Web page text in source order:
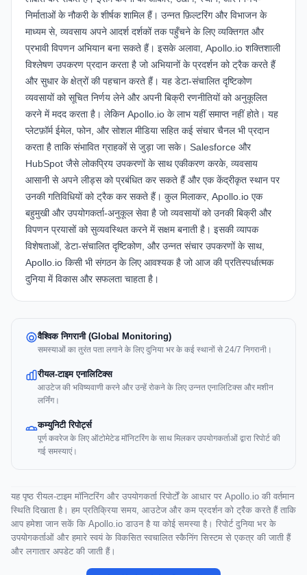
निर्माताओं के नौकरी के शीर्षक शामिल हैं। उन्नत फ़िल्टरिंग और विभाजन के
माध्यम से, व्यवसाय अपने आदर्श दर्शकों तक पहुँचने के लिए व्यक्तिगत और
प्रभावी विपणन अभियान बना सकते हैं। इसके अलावा, Apollo.io शक्तिशाली
विश्लेषण उपकरण प्रदान करता है जो अभियानों के प्रदर्शन को ट्रैक करते हैं
और सुधार के क्षेत्रों की पहचान करते हैं। यह डेटा-संचालित दृष्टिकोण
व्यवसायों को सूचित निर्णय लेने और अपनी बिक्री रणनीतियों को अनुकूलित
करने में मदद करता है। लेकिन Apollo.io के लाभ यहीं समाप्त नहीं होते। यह
प्लेटफ़ॉर्म ईमेल, फोन, और सोशल मीडिया सहित कई संचार चैनल भी प्रदान
करता है ताकि संभावित ग्राहकों से जुड़ा जा सके। Salesforce और
HubSpot जैसे लोकप्रिय उपकरणों के साथ एकीकरण करके, व्यवसाय
आसानी से अपने लीड्स को प्रबंधित कर सकते हैं और एक केंद्रीकृत स्थान पर
उनकी गतिविधियों को ट्रैक कर सकते हैं। कुल मिलाकर, Apollo.io एक
बहुमुखी और उपयोगकर्ता-अनुकूल सेवा है जो व्यवसायों को उनकी बिक्री और
विपणन प्रयासों को सुव्यवस्थित करने में सक्षम बनाती है। इसकी व्यापक
विशेषताओं, डेटा-संचालित दृष्टिकोण, और उन्नत संचार उपकरणों के साथ,
Apollo.io किसी भी संगठन के लिए आवश्यक है जो आज की प्रतिस्पर्धात्मक
दुनिया में विकास और सफलता चाहता है।
वैश्विक निगरानी (Global Monitoring)
समस्याओं का तुरंत पता लगाने के लिए दुनिया भर के कई स्थानों से 24/7 निगरानी।
रीयल-टाइम एनालिटिक्स
आउटेज की भविष्यवाणी करने और उन्हें रोकने के लिए उन्नत एनालिटिक्स और मशीन
लर्निंग।
कम्युनिटी रिपोर्ट्स
पूर्ण कवरेज के लिए ऑटोमेटेड मॉनिटरिंग के साथ मिलकर उपयोगकर्ताओं द्वारा रिपोर्ट की
गई समस्याएं।
यह पृष्ठ रीयल-टाइम मॉनिटरिंग और उपयोगकर्ता रिपोर्टों के आधार पर Apollo.io की वर्तमान
स्थिति दिखाता है। हम प्रतिक्रिया समय, आउटेज और कम प्रदर्शन को ट्रैक करते हैं ताकि
आप हमेशा जान सकें कि Apollo.io डाउन है या कोई समस्या है। रिपोर्ट दुनिया भर के
उपयोगकर्ताओं और हमारे स्वयं के विकसित स्वचालित स्कैनिंग सिस्टम से एकत्र की जाती हैं
और लगातार अपडेट की जाती हैं।